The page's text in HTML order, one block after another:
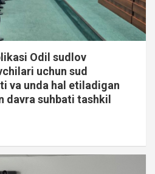
Odil sudlov
uchun sud
va unda hal etiladigan
davra suhbati tashkil